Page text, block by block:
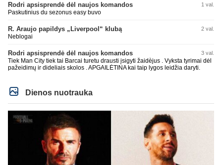
Rodri apsisprendė dėl naujos komandos 1 val.
Paskutinius du sezonus easy buvo
R. Araujo papildys „Liverpool“ klubą 2 val.
Neblogai
Rodri apsisprendė dėl naujos komandos 3 val.
Tiek Man City tiek tai Barcai turetu drausti įsigyti žaidèjus . Vyksta tyrimai dėl
pažeidimų ir dideliais skolos . APGAILĖTINA kai taip lygos leidžia daryti.
Dienos nuotrauka